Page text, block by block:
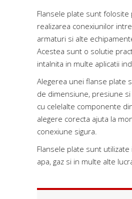
Flansele plate sunt folosite
realizarea conexiunilor
armaturi si alte
Acestea sunt o solutie
intalnita in multe aplicatii
Alegerea unei flanse plate
de dimensiune, presiune
cu celelalte componente
alegere corecta ajuta la
conexiune sigura.
Flansele plate sunt utilizate
apa, gaz si in multe alte